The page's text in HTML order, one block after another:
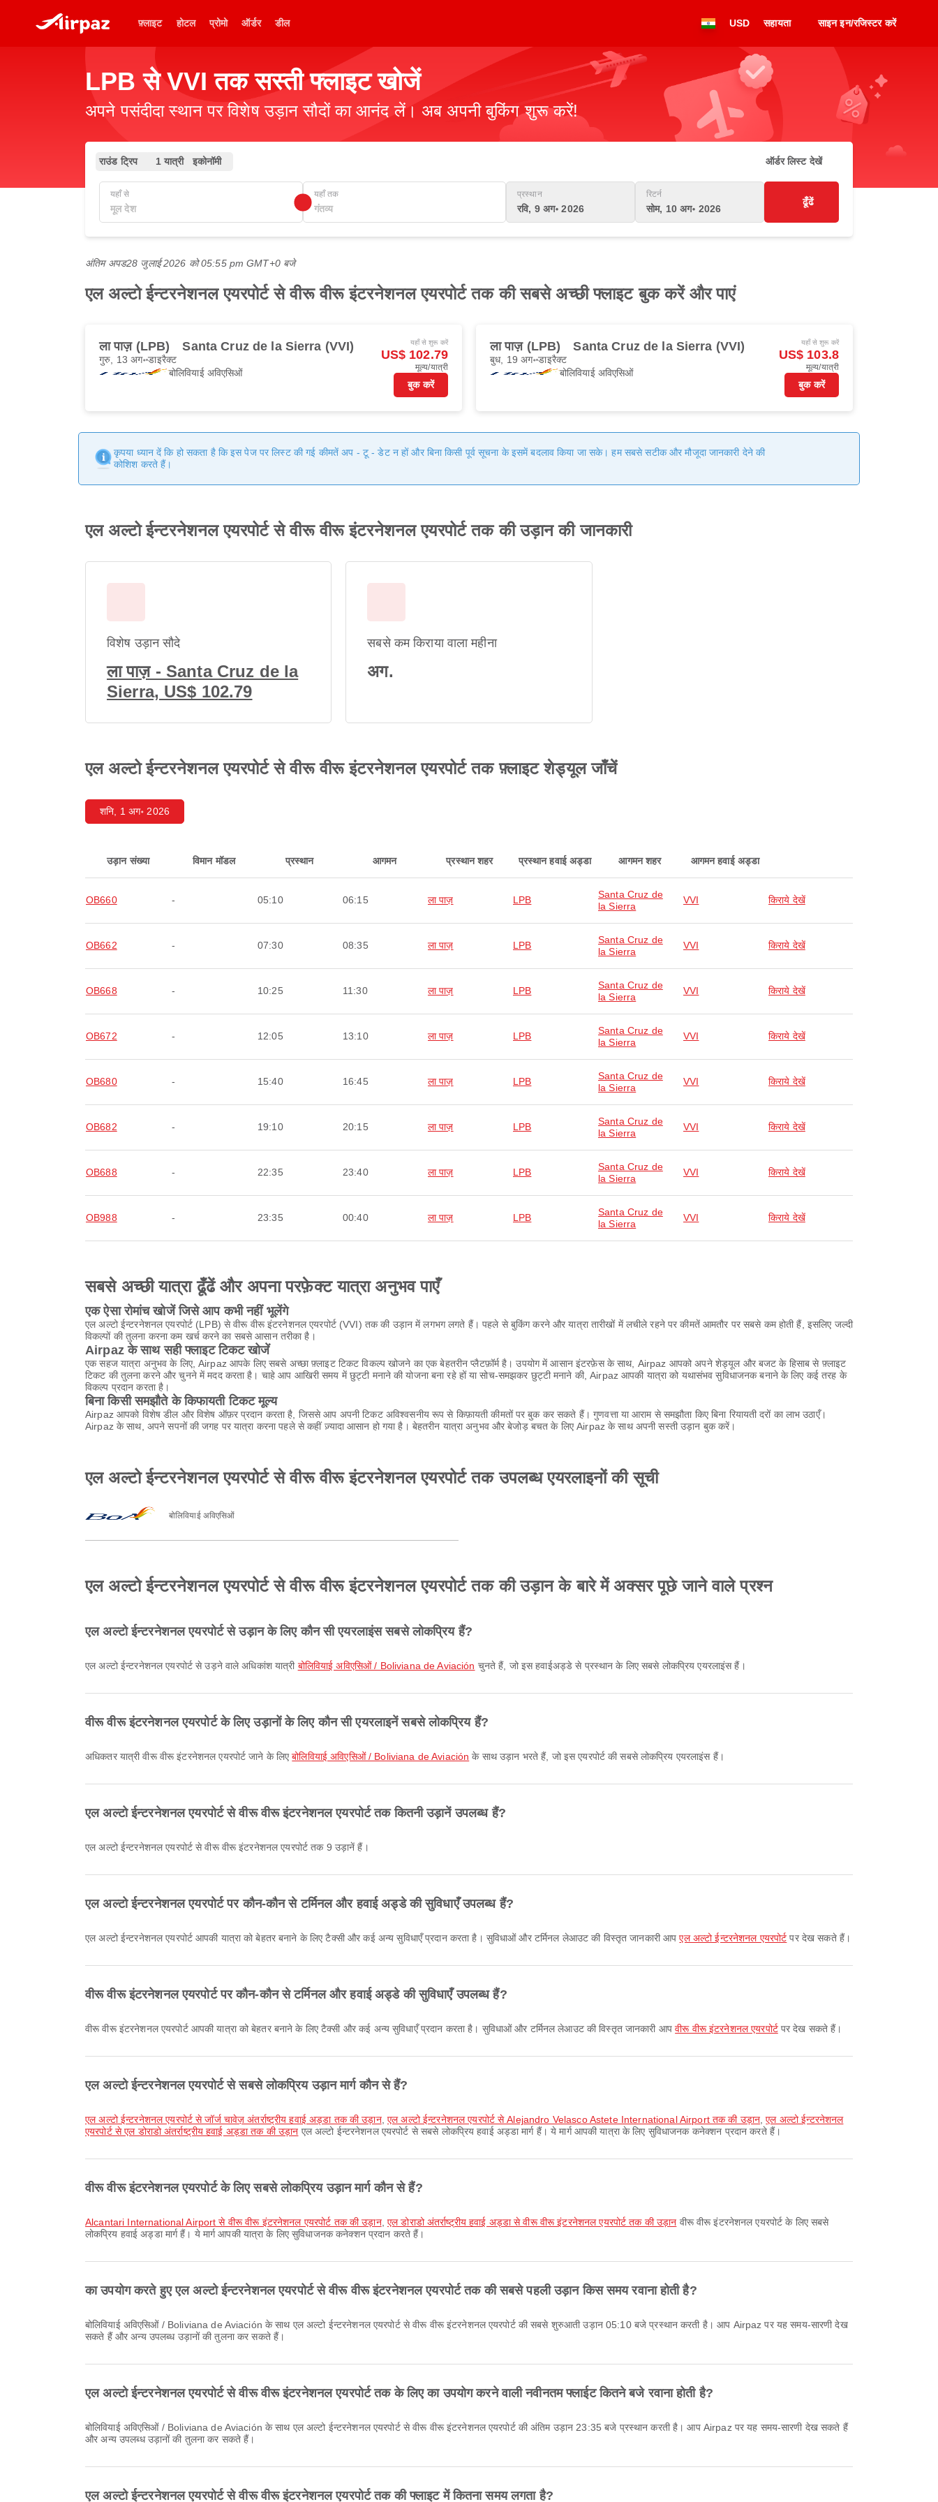
फ़्लाइट होटल प्रोमो ऑर्डर डील USD सहायता साइन इन/रजिस्टर करें
LPB से VVI तक सस्ती फ्लाइट खोजें
अपने पसंदीदा स्थान पर विशेष उड़ान सौदों का आनंद लें। अब अपनी बुकिंग शुरू करें!
राउंड ट्रिप 1 यात्री इकोनॉमी ऑर्डर लिस्ट देखें
यहाँ से यहाँ तक प्रस्थान
रवि, 9 अग॰ 2026
रिटर्न
सोम, 10 अग॰ 2026
ढूँढें
अंतिम अपड28 जुलाई 2026 को 05:55 pm GMT+0 बजे
एल अल्टो ईन्टरनेशनल एयरपोर्ट से वीरू वीरू इंटरनेशनल एयरपोर्ट तक की सबसे अच्छी फ्लाइट बुक करें और पाएं
ला पाज़ (LPB) Santa Cruz de la Sierra (VVI)
गुरु, 13 अग॰डाइरैक्ट
बोलिवियाई अविएसिओं
यहाँ से शुरू करें
US$ 102.79
मूल्य/यात्री
बुक करें
ला पाज़ (LPB) Santa Cruz de la Sierra (VVI)
बुध, 19 अग॰डाइरैक्ट
बोलिवियाई अविएसिओं
यहाँ से शुरू करें
US$ 103.8
मूल्य/यात्री
बुक करें
कृपया ध्यान दें कि हो सकता है कि इस पेज पर लिस्ट की गई कीमतें अप - टू - डेट न हों और बिना किसी पूर्व सूचना के इसमें बदलाव किया जा सके। हम सबसे सटीक और मौजूदा जानकारी देने की
कोशिश करते हैं।
एल अल्टो ईन्टरनेशनल एयरपोर्ट से वीरू वीरू इंटरनेशनल एयरपोर्ट तक की उड़ान की जानकारी
विशेष उड़ान सौदे
ला पाज़ - Santa Cruz de la
Sierra, US$ 102.79
सबसे कम किराया वाला महीना
अग.
एल अल्टो ईन्टरनेशनल एयरपोर्ट से वीरू वीरू इंटरनेशनल एयरपोर्ट तक फ़्लाइट शेड्यूल जाँचें
शनि, 1 अग॰ 2026
उड़ान संख्या विमान मॉडल प्रस्थान आगमन प्रस्थान शहर प्रस्थान हवाई अड्डा आगमन शहर आगमन हवाई अड्डा
OB660 - 05:10 06:15 ला पाज़ LPB
Santa Cruz de
la Sierra
VVI किराये देखें
OB662 - 07:30 08:35 ला पाज़ LPB
Santa Cruz de
la Sierra
VVI किराये देखें
OB668 - 10:25 11:30 ला पाज़ LPB
Santa Cruz de
la Sierra
VVI किराये देखें
OB672 - 12:05 13:10 ला पाज़ LPB
Santa Cruz de
la Sierra
VVI किराये देखें
OB680 - 15:40 16:45 ला पाज़ LPB
Santa Cruz de
la Sierra
VVI किराये देखें
OB682 - 19:10 20:15 ला पाज़ LPB
Santa Cruz de
la Sierra
VVI किराये देखें
OB688 - 22:35 23:40 ला पाज़ LPB
Santa Cruz de
la Sierra
VVI किराये देखें
OB988 - 23:35 00:40 ला पाज़ LPB
Santa Cruz de
la Sierra
VVI किराये देखें
सबसे अच्छी यात्रा ढूँढें और अपना परफ़ेक्ट यात्रा अनुभव पाएँ
एक ऐसा रोमांच खोजें जिसे आप कभी नहीं भूलेंगे
एल अल्टो ईन्टरनेशनल एयरपोर्ट (LPB) से वीरू वीरू इंटरनेशनल एयरपोर्ट (VVI) तक की उड़ान में लगभग लगते हैं। पहले से बुकिंग करने और यात्रा तारीखों में लचीले रहने पर कीमतें आमतौर पर सबसे कम होती हैं, इसलिए जल्दी
विकल्पों की तुलना करना कम खर्च करने का सबसे आसान तरीका है।
Airpaz के साथ सही फ्लाइट टिकट खोजें
एक सहज यात्रा अनुभव के लिए, Airpaz आपके लिए सबसे अच्छा फ़्लाइट टिकट विकल्प खोजने का एक बेहतरीन प्लैटफ़ॉर्म है। उपयोग में आसान इंटरफ़ेस के साथ, Airpaz आपको अपने शेड्यूल और बजट के हिसाब से फ़्लाइट
टिकट की तुलना करने और चुनने में मदद करता है। चाहे आप आखिरी समय में छुट्टी मनाने की योजना बना रहे हों या सोच-समझकर छुट्टी मनाने की, Airpaz आपकी यात्रा को यथासंभव सुविधाजनक बनाने के लिए कई तरह के
विकल्प प्रदान करता है।
बिना किसी समझौते के किफायती टिकट मूल्य
Airpaz आपको विशेष डील और विशेष ऑफ़र प्रदान करता है, जिससे आप अपनी टिकट अविश्वसनीय रूप से किफ़ायती कीमतों पर बुक कर सकते हैं। गुणवत्ता या आराम से समझौता किए बिना रियायती दरों का लाभ उठाएँ।
Airpaz के साथ, अपने सपनों की जगह पर यात्रा करना पहले से कहीं ज़्यादा आसान हो गया है। बेहतरीन यात्रा अनुभव और बेजोड़ बचत के लिए Airpaz के साथ अपनी सस्ती उड़ान बुक करें।
एल अल्टो ईन्टरनेशनल एयरपोर्ट से वीरू वीरू इंटरनेशनल एयरपोर्ट तक उपलब्ध एयरलाइनों की सूची
बोलिवियाई अविएसिओं
एल अल्टो ईन्टरनेशनल एयरपोर्ट से वीरू वीरू इंटरनेशनल एयरपोर्ट तक की उड़ान के बारे में अक्सर पूछे जाने वाले प्रश्न
एल अल्टो ईन्टरनेशनल एयरपोर्ट से उड़ान के लिए कौन सी एयरलाइंस सबसे लोकप्रिय हैं?
एल अल्टो ईन्टरनेशनल एयरपोर्ट से उड़ने वाले अधिकांश यात्री बोलिवियाई अविएसिओं / Boliviana de Aviación चुनते हैं, जो इस हवाईअड्डे से प्रस्थान के लिए सबसे लोकप्रिय एयरलाइंस हैं।
वीरू वीरू इंटरनेशनल एयरपोर्ट के लिए उड़ानों के लिए कौन सी एयरलाइनें सबसे लोकप्रिय हैं?
अधिकतर यात्री वीरू वीरू इंटरनेशनल एयरपोर्ट जाने के लिएबोलिवियाई अविएसिओं / Boliviana de Aviación के साथ उड़ान भरते हैं, जो इस एयरपोर्ट की सबसे लोकप्रिय एयरलाइंस हैं।
एल अल्टो ईन्टरनेशनल एयरपोर्ट से वीरू वीरू इंटरनेशनल एयरपोर्ट तक कितनी उड़ानें उपलब्ध हैं?
एल अल्टो ईन्टरनेशनल एयरपोर्ट से वीरू वीरू इंटरनेशनल एयरपोर्ट तक 9 उड़ानें हैं।
एल अल्टो ईन्टरनेशनल एयरपोर्ट पर कौन-कौन से टर्मिनल और हवाई अड्डे की सुविधाएँ उपलब्ध हैं?
एल अल्टो ईन्टरनेशनल एयरपोर्ट आपकी यात्रा को बेहतर बनाने के लिए टैक्सी और कई अन्य सुविधाएँ प्रदान करता है। सुविधाओं और टर्मिनल लेआउट की विस्तृत जानकारी आपएल अल्टो ईन्टरनेशनल एयरपोर्ट पर देख सकते हैं।
वीरू वीरू इंटरनेशनल एयरपोर्ट पर कौन-कौन से टर्मिनल और हवाई अड्डे की सुविधाएँ उपलब्ध हैं?
वीरू वीरू इंटरनेशनल एयरपोर्ट आपकी यात्रा को बेहतर बनाने के लिए टैक्सी और कई अन्य सुविधाएँ प्रदान करता है। सुविधाओं और टर्मिनल लेआउट की विस्तृत जानकारी आपवीरू वीरू इंटरनेशनल एयरपोर्टपर देख सकते हैं।
एल अल्टो ईन्टरनेशनल एयरपोर्ट से सबसे लोकप्रिय उड़ान मार्ग कौन से हैं?
एल अल्टो ईन्टरनेशनल एयरपोर्ट से जॉर्ज चावेज़ अंतर्राष्ट्रीय हवाई अड्डा तक की उड़ान, एल अल्टो ईन्टरनेशनल एयरपोर्ट से Alejandro Velasco Astete International Airport तक की उड़ान ,एल अल्टो ईन्टरनेशनल
एयरपोर्ट से एल डोराडो अंतर्राष्ट्रीय हवाई अड्डा तक की उड़ान एल अल्टो ईन्टरनेशनल एयरपोर्ट से सबसे लोकप्रिय हवाई अड्डा मार्ग हैं। ये मार्ग आपकी यात्रा के लिए सुविधाजनक कनेक्शन प्रदान करते हैं।
वीरू वीरू इंटरनेशनल एयरपोर्ट के लिए सबसे लोकप्रिय उड़ान मार्ग कौन से हैं?
Alcantari International Airport से वीरू वीरू इंटरनेशनल एयरपोर्ट तक की उड़ान, एल डोराडो अंतर्राष्ट्रीय हवाई अड्डा से वीरू वीरू इंटरनेशनल एयरपोर्ट तक की उड़ान वीरू वीरू इंटरनेशनल एयरपोर्ट के लिए सबसे
लोकप्रिय हवाई अड्डा मार्ग हैं। ये मार्ग आपकी यात्रा के लिए सुविधाजनक कनेक्शन प्रदान करते हैं।
का उपयोग करते हुए एल अल्टो ईन्टरनेशनल एयरपोर्ट से वीरू वीरू इंटरनेशनल एयरपोर्ट तक की सबसे पहली उड़ान किस समय रवाना होती है?
बोलिवियाई अविएसिओं / Boliviana de Aviación के साथ एल अल्टो ईन्टरनेशनल एयरपोर्ट से वीरू वीरू इंटरनेशनल एयरपोर्ट की सबसे शुरुआती उड़ान 05:10 बजे प्रस्थान करती है। आप Airpaz पर यह समय-सारणी देख
सकते हैं और अन्य उपलब्ध उड़ानों की तुलना कर सकते हैं।
एल अल्टो ईन्टरनेशनल एयरपोर्ट से वीरू वीरू इंटरनेशनल एयरपोर्ट तक के लिए का उपयोग करने वाली नवीनतम फ्लाईट कितने बजे रवाना होती है?
बोलिवियाई अविएसिओं / Boliviana de Aviación के साथ एल अल्टो ईन्टरनेशनल एयरपोर्ट से वीरू वीरू इंटरनेशनल एयरपोर्ट की अंतिम उड़ान 23:35 बजे प्रस्थान करती है। आप Airpaz पर यह समय-सारणी देख सकते हैं
और अन्य उपलब्ध उड़ानों की तुलना कर सकते हैं।
एल अल्टो ईन्टरनेशनल एयरपोर्ट से वीरू वीरू इंटरनेशनल एयरपोर्ट तक की फ्लाइट में कितना समय लगता है?